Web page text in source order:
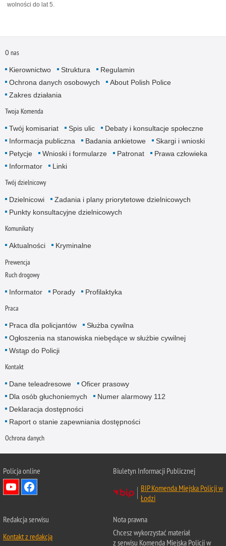
wolności do lat 5.
O nas
Kierownictwo Struktura
Regulamin
Ochrona danych osobowych
About Polish Police
Zakres działania
Twoja Komenda
Twój komisariat Spis ulic
Debaty i konsultacje społeczne
Informacja publiczna
Badania ankietowe
Skargi i wnioski
Petycje
Wnioski i formularze Patronat
Prawa człowieka
Informator
Linki
Twój dzielnicowy
Dzielnicowi
Zadania i plany priorytetowe dzielnicowych
Punkty konsultacyjne dzielnicowych
Komunikaty
Aktualności Kryminalne
Prewencja
Ruch drogowy
Informator Porady Profilaktyka
Praca
Praca dla policjantów
Służba cywilna
Ogłoszenia na stanowiska niebędące w służbie cywilnej
Wstąp do Policji
Kontakt
Dane teleadresowe
Oficer prasowy
Dla osób głuchoniemych
Numer alarmowy 112
Deklaracja dostępności
Raport o stanie zapewniania dostępności
Ochrona danych
Policja online
Biuletyn Informacji Publicznej
BIP Komenda Miejska Policji w
Łodzi
Redakcja serwisu
Kontakt z redakcją
Nota prawna
Chcesz wykorzystać materiał
z serwisu Komenda Miejska Policji w